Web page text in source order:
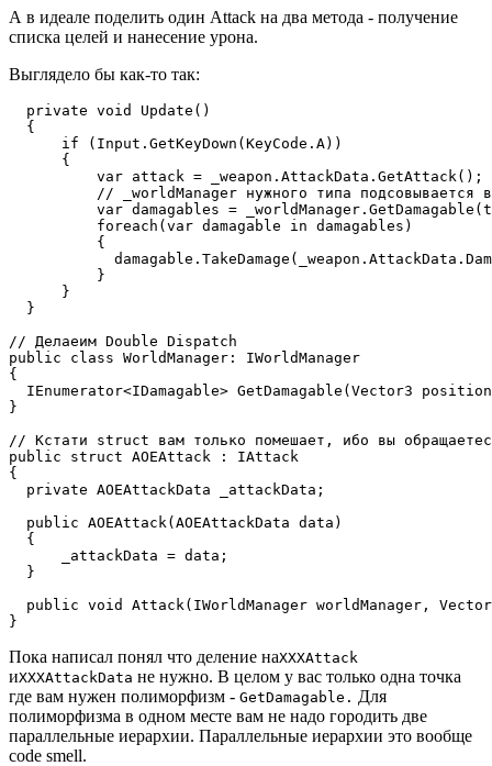
А в идеале поделить один Attack на два метода - получение
списка целей и нанесение урона.
Выглядело бы как-то так:
  private void Update()
  {
      if (Input.GetKeyDown(KeyCode.A))
      {
          var attack = _weapon.AttackData.GetAttack();
// _worldManager нужного типа подсовывается
var damagables =
          foreach(var damagable in damagables)
          {
          }
      }
  }
// Делаеим Double Dispatch
public class WorldManager: IWorldManager
{
IEnumerator<IDamagable> GetDamagable(Vector3
}
// Кстати struct вам только помешает, ибо вы
public struct AOEAttack : IAttack
{
  private AOEAttackData _attackData;
  public AOEAttack(AOEAttackData data)
  {
      _attackData = data;
  }
public void Attack(IWorldManager worldManager,
}
Пока написал понял что деление наXXXAttack
иXXXAttackData не нужно. В целом у вас только одна точка
где вам нужен полиморфизм - GetDamagable. Для
полиморфизма в одном месте вам не надо городить две
параллельные иерархии. Параллельные иерархии это вообще
code smell.